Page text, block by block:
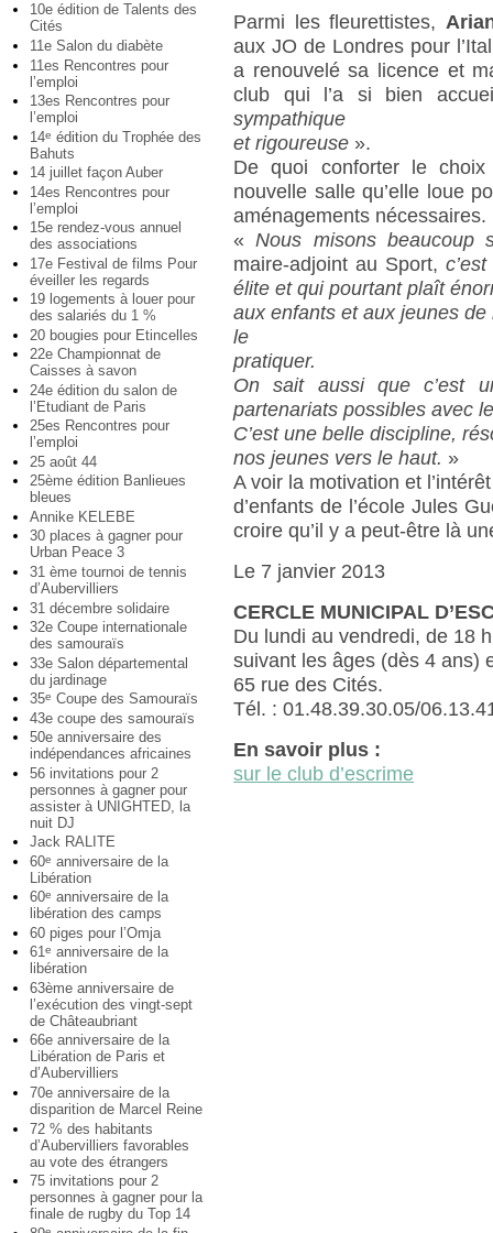
10e édition de Talents des
Cités
11e Salon du diabète
11es Rencontres pour
l’emploi
13es Rencontres pour
l’emploi
14e édition du Trophée des
Bahuts
14 juillet façon Auber
14es Rencontres pour
l’emploi
15e rendez-vous annuel
des associations
17e Festival de films Pour
éveiller les regards
19 logements à louer pour
des salariés du 1 %
20 bougies pour Etincelles
22e Championnat de
Caisses à savon
24e édition du salon de
l’Etudiant de Paris
25es Rencontres pour
l’emploi
25 août 44
25ème édition Banlieues
bleues
Annike KELEBE
30 places à gagner pour
Urban Peace 3
31 ème tournoi de tennis
d’Aubervilliers
31 décembre solidaire
32e Coupe internationale
des samouraïs
33e Salon départemental
du jardinage
35e Coupe des Samouraïs
43e coupe des samouraïs
50e anniversaire des
indépendances africaines
56 invitations pour 2
personnes à gagner pour
assister à UNIGHTED, la
nuit DJ
Jack RALITE
60e anniversaire de la
Libération
60e anniversaire de la
libération des camps
60 piges pour l’Omja
61e anniversaire de la
libération
63ème anniversaire de
l’exécution des vingt-sept
de Châteaubriant
66e anniversaire de la
Libération de Paris et
d’Aubervilliers
70e anniversaire de la
disparition de Marcel Reine
72 % des habitants
d’Aubervilliers favorables
au vote des étrangers
75 invitations pour 2
personnes à gagner pour la
finale de rugby du Top 14
Parmi les fleurettistes,
aux JO de Londres pour
a renouvelé sa licence et
club qui l’a si bien
sympathique
et rigoureuse ».
De quoi conforter le choix
nouvelle salle qu’elle loue
aménagements nécessaires.
«Nous misons beaucoup
maire-adjoint au Sport,
élite et qui pourtant plaît
aux enfants et aux jeunes de
le
pratiquer.
On sait aussi que c’est
partenariats possibles avec
C’est une belle discipline,
nos jeunes vers le haut. »
A voir la motivation et
d’enfants de l’école Jules
croire qu’il y a peut-être là
Le 7 janvier 2013
CERCLE MUNICIPAL
Du lundi au vendredi, de 18
suivant les âges (dès 4 ans)
65 rue des Cités.
Tél. : 01.48.39.30.05/
En savoir plus :
sur le club d’escrime